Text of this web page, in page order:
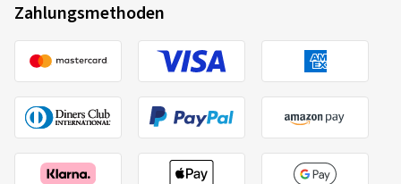
Falken 352646
265/50 R19 110Y
Fahrzeugtyp:Volvo XC90 (C) Facelift
22.04.2025
Verifizierter Kauf
Dennis K., Deutschland
Zahlungsmethoden